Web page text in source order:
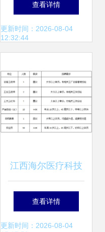
口的就业梦
查看详情
更新时间：2026-08-04
12:32:44
江西海尔医疗科技
急聘家庭服务岗，
打造专业健康管家
查看详情
更新时间：2026-08-04